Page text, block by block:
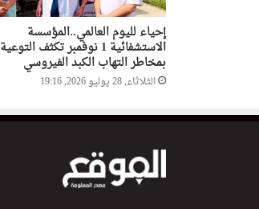
إحياء لليوم العالمي..المؤسسة
الاستشفائية 1 نوفمبر تكثف التوعية
بمخاطر التهاب الكبد الفيروسي
الثلاثاء, 28 يوليو 2026, 19:16